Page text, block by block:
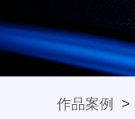
作品案例 >